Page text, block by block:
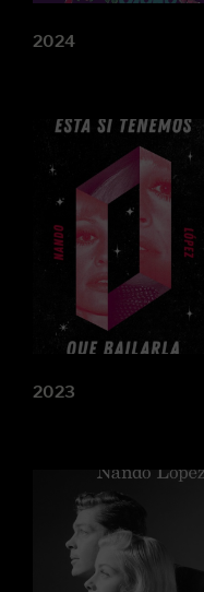
2024
2023